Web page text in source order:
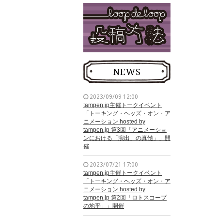
NEWS
2023/09/09 12:00
tampen.jp主催トークイベント
「トーキング・ヘッズ・オン・ア
ニメーション hosted by
tampen.jp 第3回「アニメーショ
ンにおける「演出」の真髄」」開
催
2023/07/21 17:00
tampen.jp主催トークイベント
「トーキング・ヘッズ・オン・ア
ニメーション hosted by
tampen.jp 第2回「ロトスコープ
の地平」」開催